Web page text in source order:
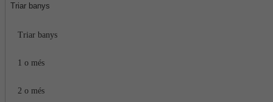
Triar banys
Triar banys
1 o més
2 o més